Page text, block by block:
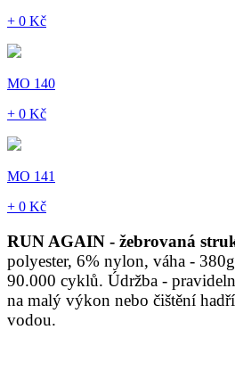
+ 0 Kč
MO 140
+ 0 Kč
MO 141
+ 0 Kč
RUN AGAIN - žebrovaná
polyester, 6% nylon, váha -
90.000 cyklů. Údržba -
na malý výkon nebo čištění
vodou.